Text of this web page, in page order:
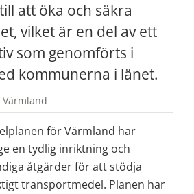
att öka och säkra
vilket är en del av ett
som genomförts i
kommunerna i länet.
för Värmland har
en tydlig inriktning och
åtgärder för att stödja
transportmedel. Planen har